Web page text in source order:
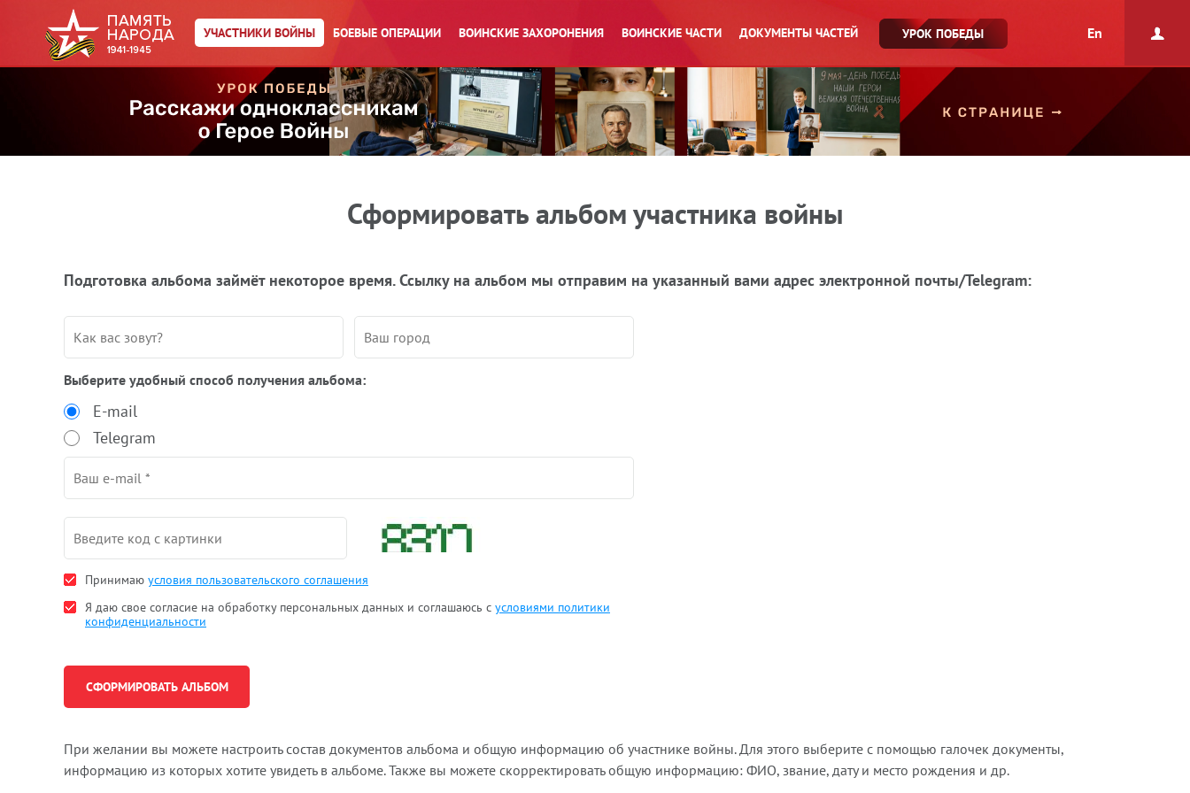
УЧАСТНИКИ ВОЙНЫ БОЕВЫЕ ОПЕРАЦИИ ВОИНСКИЕ ЗАХОРОНЕНИЯ ВОИНСКИЕ ЧАСТИ ДОКУМЕНТЫ ЧАСТЕЙ УРОК ПОБЕДЫ En
Сформировать альбом участника войны
Подготовка альбома займёт некоторое время. Ссылку на альбом мы отправим на указанный вами адрес электронной почты/Telegram:
Выберите удобный способ получения альбома:
E-mail
Telegram
Принимаю условия пользовательского соглашения
Я даю свое согласие на обработку персональных данных и соглашаюсь с условиями политики
конфиденциальности
При желании вы можете настроить состав документов альбома и общую информацию об участнике войны. Для этого выберите с помощью галочек документы,
информацию из которых хотите увидеть в альбоме. Также вы можете скорректировать общую информацию: ФИО, звание, дату и место рождения и др.